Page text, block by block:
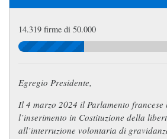
14.319 firme di 50.000
Egregio Presidente,
Il 4 marzo 2024 il Parlamento francese
l’inserimento in Costituzione della
all’interruzione volontaria di